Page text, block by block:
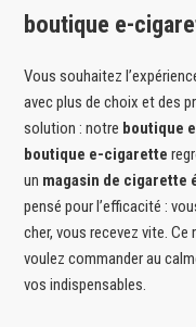
boutique e-
Vous souhaitez
avec plus de choix et des
solution : notre boutique
boutique e-cigarette
un magasin de cigarette
pensé pour l’efficacité :
cher, vous recevez vite.
voulez commander au
vos indispensables.